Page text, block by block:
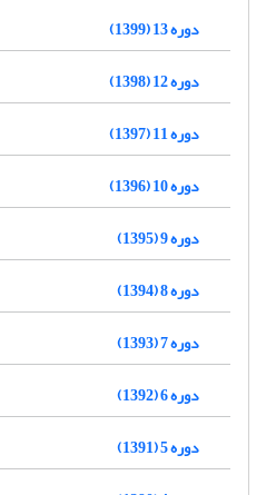
دوره 13 (1399)
دوره 12 (1398)
دوره 11 (1397)
دوره 10 (1396)
دوره 9 (1395)
دوره 8 (1394)
دوره 7 (1393)
دوره 6 (1392)
دوره 5 (1391)